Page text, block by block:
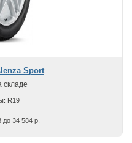
Sport
складе
R19
34 584 р.